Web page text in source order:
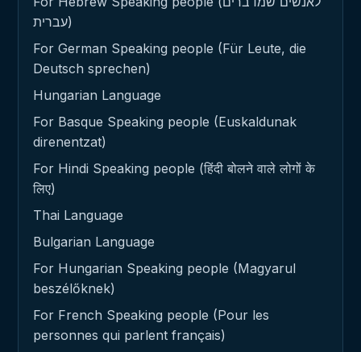
עברית)
For German Speaking people (Für Leute, die
Deutsch sprechen)
Hungarian Language
For Basque Speaking people (Euskaldunak
direnentzat)
For Hindi Speaking people (हिंदी बोलने वाले लोगों के
लिए)
Thai Language
Bulgarian Language
For Hungarian Speaking people (Magyarul
beszélőknek)
For French Speaking people (Pour les
personnes qui parlent français)